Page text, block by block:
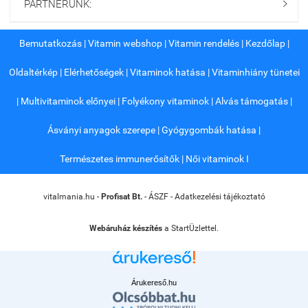
PARTNERÜNK: 
Bemutatkozás|Vitamin webshop|Vitamin rendelés| Kezdőlap|
Oldaltérkép| Elérhetőségek|Vitaminok hatása |Vitaminhiány tünetei
| Multivitaminok előnyei| Folyékony vitaminok|Alvás támogatás|
Ásványi anyagok szerepe |Gyógygombák hatása |
Természetes immunerősítők| Női vitaminok I
vitalmania.hu - Profisat Bt.- ÁSZF- Adatkezelési tájékoztató
Webáruház készítés a StartÜzlettel.
Árukereső.hu